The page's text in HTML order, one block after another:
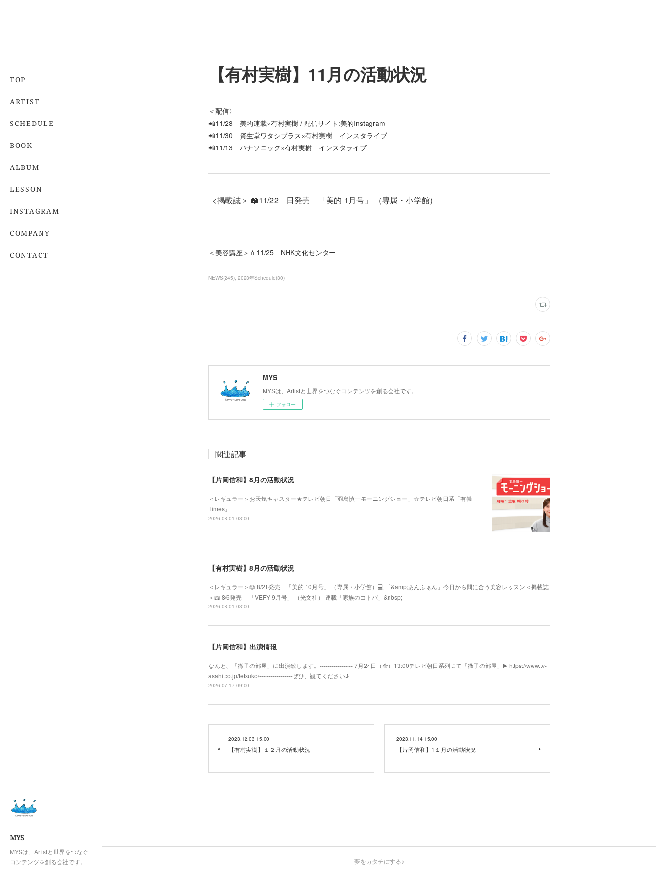
TOP
ARTIST
SCHEDULE
BOOK
ALBUM
LESSON
INSTAGRAM
COMPANY
CONTACT
MYS
MYSは、Artistと世界をつなぐ
コンテンツを創る会社です。
【有村実樹】11月の活動状況
＜配信〉
📲11/28 美的連載×有村実樹 / 配信サイト:美的Instagram
📲11/30 資生堂ワタシプラス×有村実樹 インスタライブ
📲11/13 パナソニック×有村実樹 インスタライブ
<掲載誌＞ 📖11/22 日発売 「美的 1月号」 （専属・小学館）
＜美容講座＞💄11/25 NHK文化センター
NEWS(245) 2023年Schedule(30)
MYS
MYSは、Artistと世界をつなぐコンテンツを創る会社です。
フォロー
関連記事
【片岡信和】8月の活動状況
＜レギュラー＞お天気キャスター★テレビ朝日「羽鳥慎一モーニングショー」☆テレビ朝日系「有働
Times」
2026.08.01 03:00
【有村実樹】8月の活動状況
＜レギュラー＞📖 8/21発売 「美的 10月号」 （専属・小学館）💻 「&amp;あんふぁん」今日から間に合う美容レッスン＜掲載誌
＞📖 8/6発売 「VERY 9月号」 （光文社） 連載「家族のコトバ」&nbsp;
2026.08.01 03:00
【片岡信和】出演情報
なんと、「徹子の部屋」に出演致します。----------------- 7月24日（金）13:00テレビ朝日系列にて「徹子の部屋」▶️ https://www.tv-
asahi.co.jp/tetsuko/-----------------ぜひ、観てください♪
2026.07.17 09:00
2023.12.03 15:00
【有村実樹】１２月の活動状況
2023.11.14 15:00
【片岡信和】1１月の活動状況
夢をカタチにする♪